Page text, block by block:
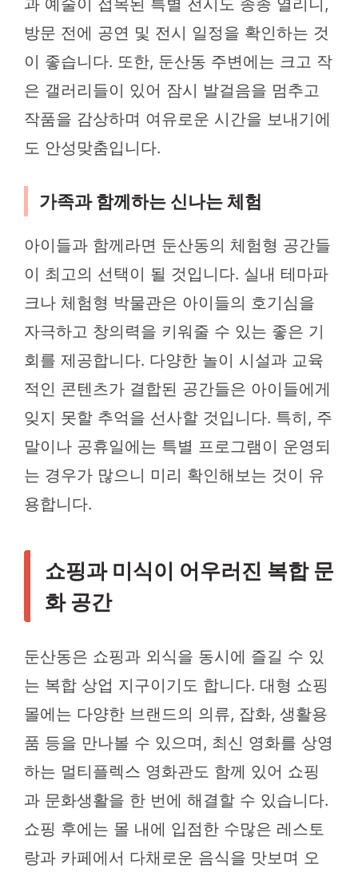
과 예술이 접목된 특별 전시도 종종 열리니,
방문 전에 공연 및 전시 일정을 확인하는 것
이 좋습니다. 또한, 둔산동 주변에는 크고 작
은 갤러리들이 있어 잠시 발걸음을 멈추고
작품을 감상하며 여유로운 시간을 보내기에
도 안성맞춤입니다.
가족과 함께하는 신나는 체험
아이들과 함께라면 둔산동의 체험형 공간들
이 최고의 선택이 될 것입니다. 실내 테마파
크나 체험형 박물관은 아이들의 호기심을
자극하고 창의력을 키워줄 수 있는 좋은 기
회를 제공합니다. 다양한 놀이 시설과 교육
적인 콘텐츠가 결합된 공간들은 아이들에게
잊지 못할 추억을 선사할 것입니다. 특히, 주
말이나 공휴일에는 특별 프로그램이 운영되
는 경우가 많으니 미리 확인해보는 것이 유
용합니다.
쇼핑과 미식이 어우러진 복합 문
화 공간
둔산동은 쇼핑과 외식을 동시에 즐길 수 있
는 복합 상업 지구이기도 합니다. 대형 쇼핑
몰에는 다양한 브랜드의 의류, 잡화, 생활용
품 등을 만나볼 수 있으며, 최신 영화를 상영
하는 멀티플렉스 영화관도 함께 있어 쇼핑
과 문화생활을 한 번에 해결할 수 있습니다.
쇼핑 후에는 몰 내에 입점한 수많은 레스토
랑과 카페에서 다채로운 음식을 맛보며 오